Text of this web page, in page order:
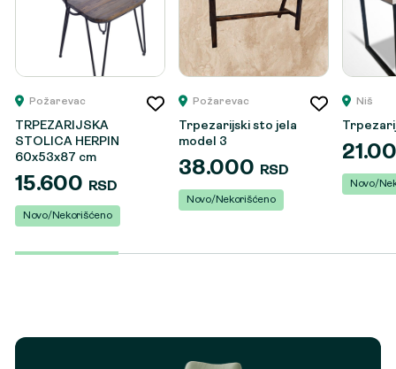
Požarevac
TRPEZARIJSKA
STOLICA HERPIN
60x53x87 cm
15.600 RSD
Novo/Nekorišćeno
Požarevac
Trpezarijski sto jela
model 3
38.000 RSD
Novo/Nekorišćeno
Niš
Novo/